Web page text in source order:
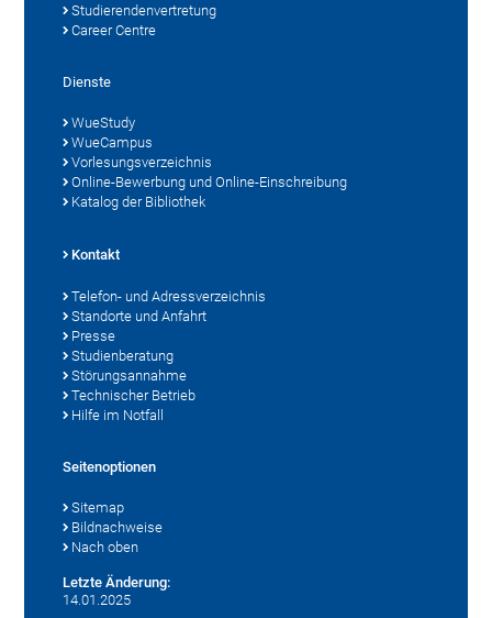
Studierendenvertretung
Career Centre
Dienste
WueStudy
WueCampus
Vorlesungsverzeichnis
Online-Bewerbung und Online-Einschreibung
Katalog der Bibliothek
Kontakt
Telefon- und Adressverzeichnis
Standorte und Anfahrt
Presse
Studienberatung
Störungsannahme
Technischer Betrieb
Hilfe im Notfall
Seitenoptionen
Sitemap
Bildnachweise
Nach oben
Letzte Änderung:
14.01.2025